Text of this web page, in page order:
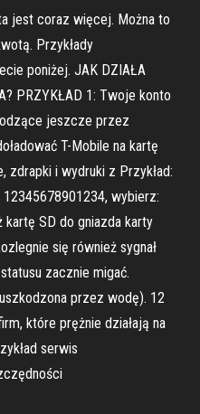
jest coraz więcej. Można to
Przykłady
poniżej. JAK DZIAŁA
PRZYKŁAD 1: Twoje konto
jeszcze przez
T-Mobile na kartę
zdrapki i wydruki z Przykład:
wybierz:
kartę SD do gniazda karty
się również sygnał
zacznie migać.
przez wodę). 12
które prężnie działają na
serwis